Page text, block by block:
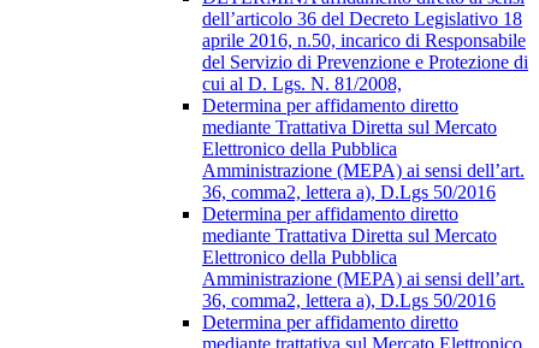
dell’articolo 36 del Decreto Legislativo 18
aprile 2016, n.50, incarico di Responsabile
del Servizio di Prevenzione e Protezione di
cui al D. Lgs. N. 81/2008,
Determina per affidamento diretto
mediante Trattativa Diretta sul Mercato
Elettronico della Pubblica
Amministrazione (MEPA) ai sensi dell’art.
36, comma2, lettera a), D.Lgs 50/2016
Determina per affidamento diretto
mediante Trattativa Diretta sul Mercato
Elettronico della Pubblica
Amministrazione (MEPA) ai sensi dell’art.
36, comma2, lettera a), D.Lgs 50/2016
Determina per affidamento diretto